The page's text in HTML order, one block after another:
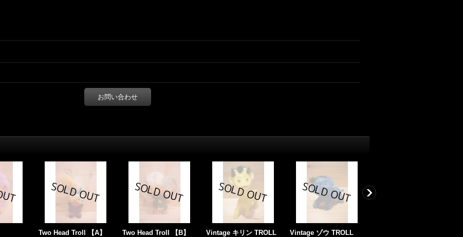
お問い合わせ
Two Head Troll 【A】
Two Head Troll 【B】
Vintage キリン TROLL Vintage ゾウ TROLL